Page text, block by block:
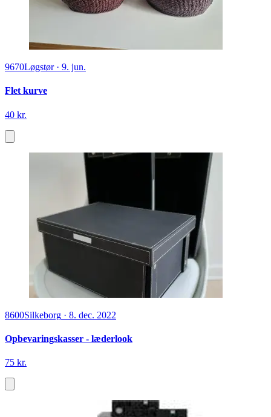
9670Løgstør· 9. jun.
Flet kurve
40 kr.
8600Silkeborg · 8. dec. 2022
Opbevaringskasser - læderlook
75 kr.